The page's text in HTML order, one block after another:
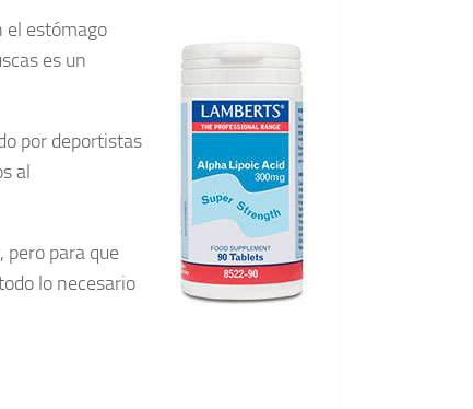
el estómago
es un
por deportistas
al
para que
lo necesario